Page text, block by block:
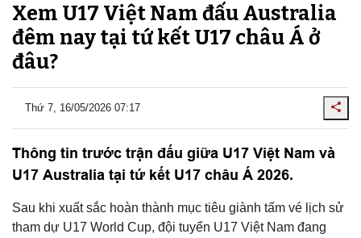
Xem U17 Việt Nam đấu Australia
đêm nay tại tứ kết U17 châu Á ở
đâu?
Thứ 7, 16/05/2026 07:17
Thông tin trước trận đấu giữa U17 Việt Nam và
U17 Australia tại tứ kết U17 châu Á 2026.
Sau khi xuất sắc hoàn thành mục tiêu giành tấm vé lịch sử
tham dự U17 World Cup, đội tuyển U17 Việt Nam đang